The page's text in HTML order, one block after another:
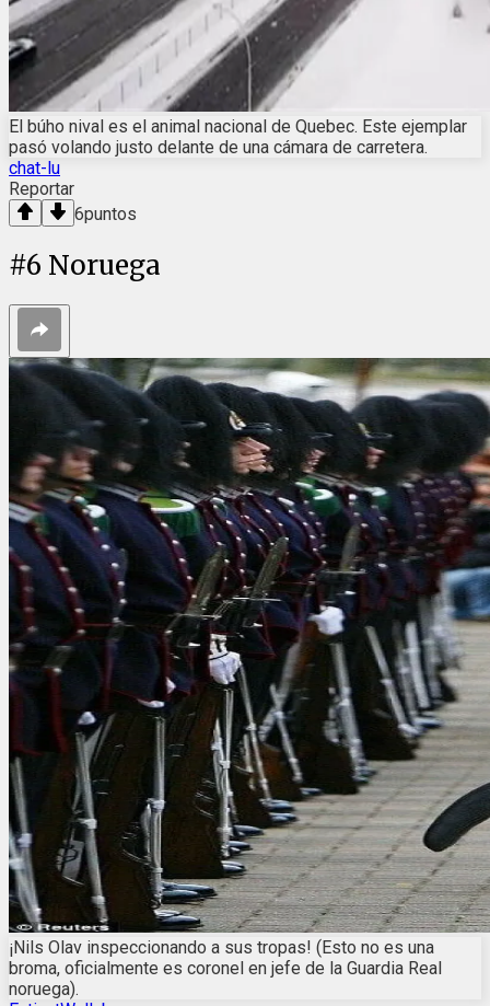
El búho nival es el animal nacional de Quebec. Este ejemplar
pasó volando justo delante de una cámara de carretera.
chat-lu
Reportar
6puntos
#6 Noruega
¡Nils Olav inspeccionando a sus tropas! (Esto no es una
broma, oficialmente es coronel en jefe de la Guardia Real
noruega).